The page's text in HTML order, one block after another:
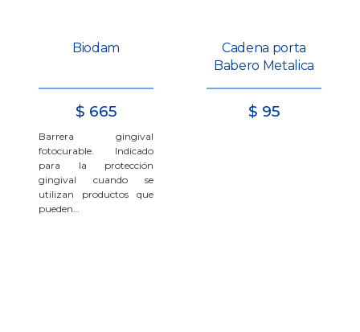
Biodam
$ 665
Barrera gingival
fotocurable. Indicado
para la protección
gingival cuando se
utilizan productos que
pueden…
Cadena porta
Babero Metalica
$ 95